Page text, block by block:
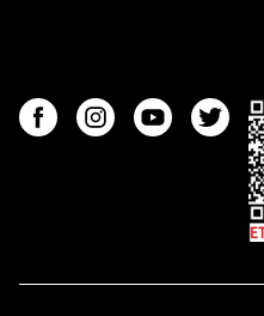
FacebookInstagramYoutube